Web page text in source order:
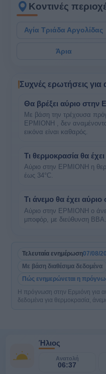
Κοντινές
Αγία Τριάδα Αργολίδας
Άρια
Συχνές ερωτήσεις
Θα βρέξει αύριο
Με βάση την τρέχουσα
ΕΡΜΙΟΝΗ , δεν
εικόνα είναι καθαρός.
Τι θερμοκρασία θα
Αύριο στην ΕΡΜΙΟΝΗ η
έως 34°C.
Τι άνεμο θα έχει
Αύριο στην ΕΡΜΙΟΝΗ ο
μποφόρ, με διεύθυνση ΒΒΑ.
Τελευταία ενημέρωση07/08/
Με βάση διαθέσιμα δεδομένα
Πώς ενημερώνεται η
Η πρόγνωση στην Ερμιόνη για
δεδομένα για θερμοκρασία,
Ήλιος
Ανατολή
06:37